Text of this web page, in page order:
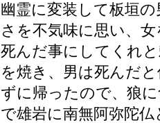
幽霊に変装して板垣
さを不気味に思い、
死んだ事にしてくれ
を焼き、男は死んだ
ずに帰ったので、狼
で雄岩に南無阿弥陀